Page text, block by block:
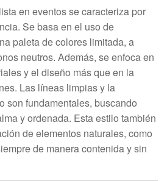
en eventos se caracteriza por
Se basa en el uso de
paleta de colores limitada, a
neutros. Además, se enfoca en
y el diseño más que en la
Las líneas limpias y la
son fundamentales, buscando
y ordenada. Esta estilo también
de elementos naturales, como
de manera contenida y sin